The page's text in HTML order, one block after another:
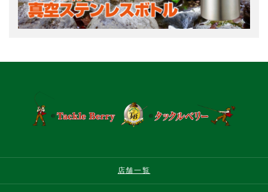
店舗一覧